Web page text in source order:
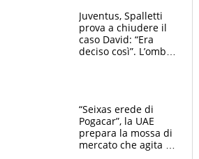
Malucelli, terzo)
Juventus, Spalletti
prova a chiudere il
caso David: “Era
deciso così”. L’ombra
“Seixas erede di
Pogacar”, la UAE
prepara la mossa di
mercato che agita la